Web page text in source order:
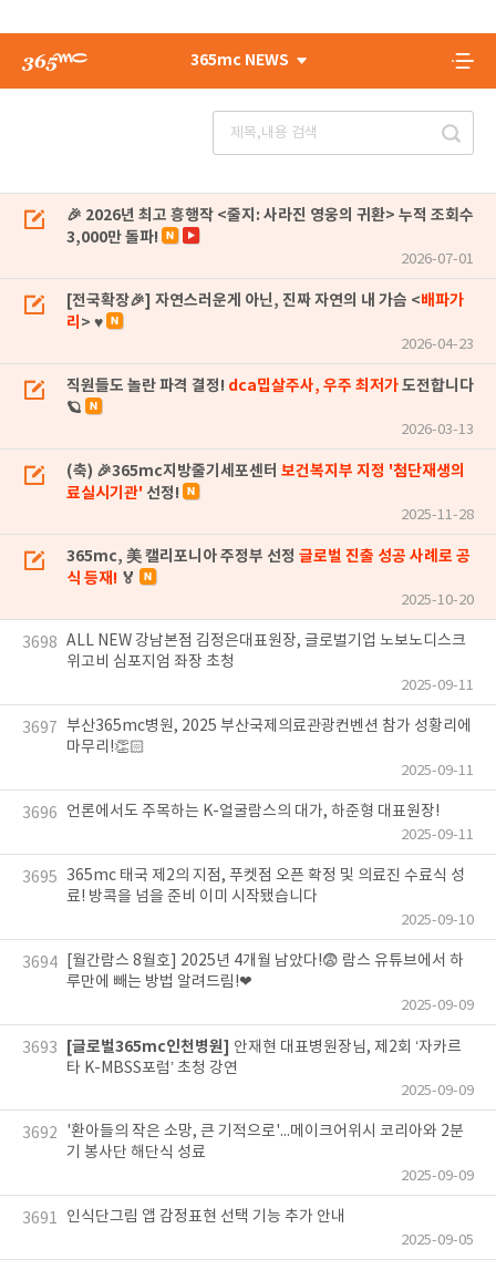
365mc NEWS
🎉 2026년 최고 흥행작 <줄지: 사라진 영웅의 귀환> 누적 조회수
3,000만 돌파!
2026-07-01
[전국확장🎉] 자연스러운게 아닌, 진짜 자연의 내 가슴 <배파가
리 > ♥
2026-04-23
직원들도 놀란 파격 결정! dca밉살주사, 우주 최저가도전합니다
🪐
2026-03-13
(축) 🎉365mc지방줄기세포센터 보건복지부 지정 '첨단재생의
료실시기관' 선정!
2025-11-28
365mc, 美 캘리포니아 주정부 선정 글로벌 진출 성공 사례로 공
식 등재! 🏅
2025-10-20
3698 ALL NEW 강남본점 김정은대표원장, 글로벌기업 노보노디스크
위고비 심포지엄 좌장 초청
2025-09-11
3697 부산365mc병원, 2025 부산국제의료관광컨벤션 참가 성황리에
마무리!👏🏻
2025-09-11
3696 언론에서도 주목하는 K-얼굴람스의 대가, 하준형 대표원장!
2025-09-11
3695
365mc 태국 제2의 지점, 푸켓점 오픈 확정 및 의료진 수료식 성
료! 방콕을 넘을 준비 이미 시작됐습니다
2025-09-10
3694
[월간람스 8월호] 2025년 4개월 남았다!😨 람스 유튜브에서 하
루만에 빼는 방법 알려드림!❤
2025-09-09
3693 [글로벌365mc인천병원] 안재현 대표병원장님, 제2회 ‘자카르
타 K-MBSS포럼’ 초청 강연
2025-09-09
3692
'환아들의 작은 소망, 큰 기적으로'...메이크어위시 코리아와 2분
기 봉사단 해단식 성료
2025-09-09
3691 인식단그림 앱 감정표현 선택 기능 추가 안내
2025-09-05